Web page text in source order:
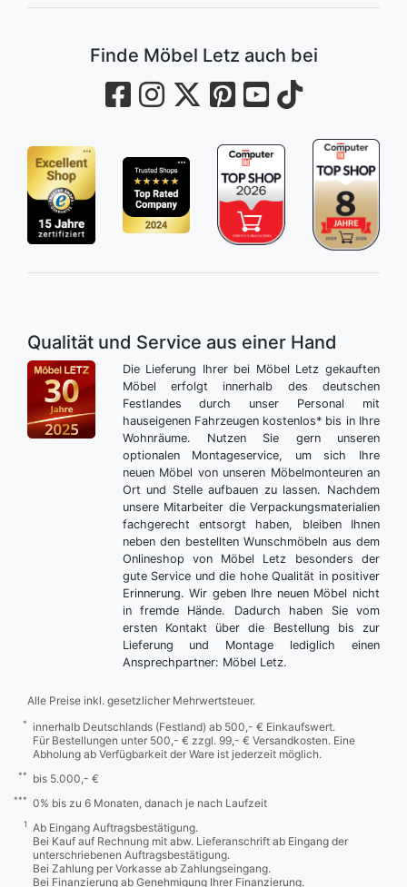
Finde Möbel Letz auch bei
Qualität und Service aus einer Hand
Die Lieferung Ihrer bei Möbel Letz gekauften
Möbel erfolgt innerhalb des deutschen
Festlandes durch unser Personal mit
hauseigenen Fahrzeugen kostenlos* bis in Ihre
Wohnräume. Nutzen Sie gern unseren
optionalen Montageservice, um sich Ihre
neuen Möbel von unseren Möbelmonteuren an
Ort und Stelle aufbauen zu lassen. Nachdem
unsere Mitarbeiter die Verpackungsmaterialien
fachgerecht entsorgt haben, bleiben Ihnen
neben den bestellten Wunschmöbeln aus dem
Onlineshop von Möbel Letz besonders der
gute Service und die hohe Qualität in positiver
Erinnerung. Wir geben Ihre neuen Möbel nicht
in fremde Hände. Dadurch haben Sie vom
ersten Kontakt über die Bestellung bis zur
Lieferung und Montage lediglich einen
Ansprechpartner: Möbel Letz.
Alle Preise inkl. gesetzlicher Mehrwertsteuer.
*
innerhalb Deutschlands (Festland) ab 500,- € Einkaufswert.
Für Bestellungen unter 500,- € zzgl. 99,- € Versandkosten. Eine
Abholung ab Verfügbarkeit der Ware ist jederzeit möglich.
** bis 5.000,- €
*** 0% bis zu 6 Monaten, danach je nach Laufzeit
1
Ab Eingang Auftragsbestätigung.
Bei Kauf auf Rechnung mit abw. Lieferanschrift ab Eingang der
unterschriebenen Auftragsbestätigung.
Bei Zahlung per Vorkasse ab Zahlungseingang.
Bei Finanzierung ab Genehmigung Ihrer Finanzierung.